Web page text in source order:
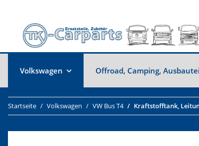
Volkswagen Offroad, Camping,
Startseite Volkswagen VW Bus T4 Kraftstofftank,